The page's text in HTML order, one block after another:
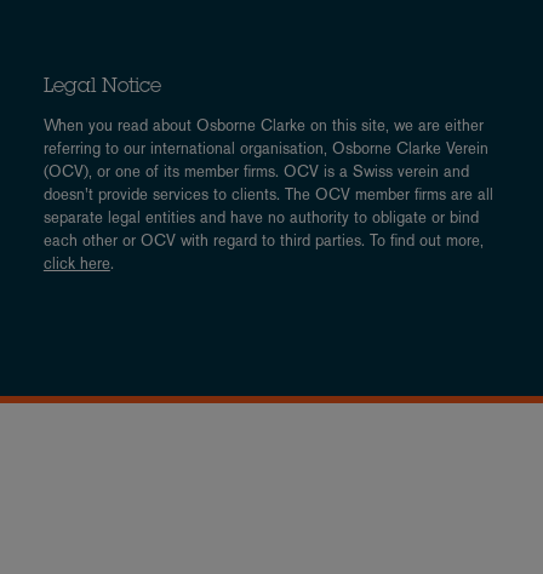
Legal Notice
When you read about Osborne Clarke on this site, we are either
referring to our international organisation, Osborne Clarke Verein
(OCV), or one of its member firms. OCV is a Swiss verein and
doesn’t provide services to clients. The OCV member firms are all
separate legal entities and have no authority to obligate or bind
each other or OCV with regard to third parties. To find out more,
click here.